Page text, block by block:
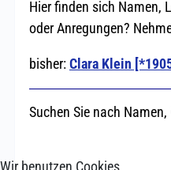
Wir benutzen Cookies